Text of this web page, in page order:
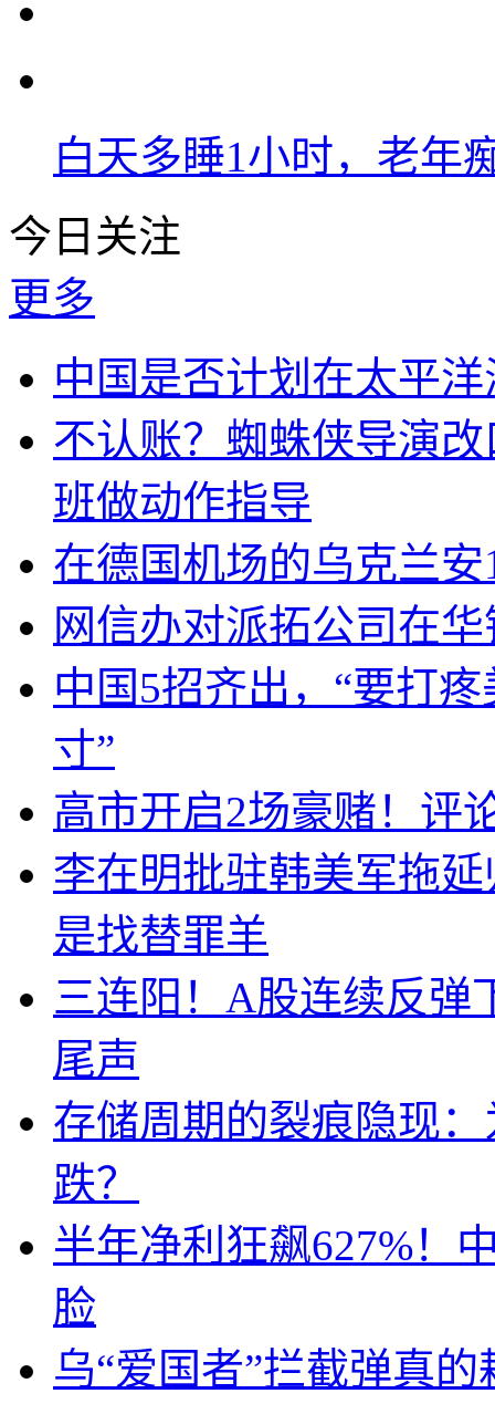
白天多睡1小时，老年
今日关注
更多
中国是否计划在太平
不认账？蜘蛛侠导演
班做动作指导
在德国机场的乌克兰
网信办对派拓公司在
中国5招齐出，“要打
寸”
高市开启2场豪赌！评
李在明批驻韩美军拖
是找替罪羊
三连阳！A股连续反弹
尾声
存储周期的裂痕隐现
跌？
半年净利狂飙627%！
脸
乌“爱国者”拦截弹真